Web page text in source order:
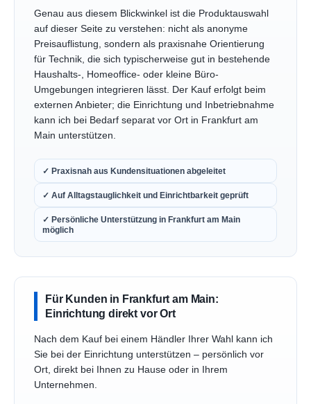
Genau aus diesem Blickwinkel ist die Produktauswahl
auf dieser Seite zu verstehen: nicht als anonyme
Preisauflistung, sondern als praxisnahe Orientierung
für Technik, die sich typischerweise gut in bestehende
Haushalts-, Homeoffice- oder kleine Büro-
Umgebungen integrieren lässt. Der Kauf erfolgt beim
externen Anbieter; die Einrichtung und Inbetriebnahme
kann ich bei Bedarf separat vor Ort in Frankfurt am
Main unterstützen.
✓ Praxisnah aus Kundensituationen abgeleitet
✓ Auf Alltagstauglichkeit und Einrichtbarkeit geprüft
✓ Persönliche Unterstützung in Frankfurt am Main
möglich
Für Kunden in Frankfurt am Main:
Einrichtung direkt vor Ort
Nach dem Kauf bei einem Händler Ihrer Wahl kann ich
Sie bei der Einrichtung unterstützen – persönlich vor
Ort, direkt bei Ihnen zu Hause oder in Ihrem
Unternehmen.